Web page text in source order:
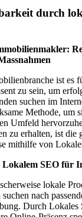
durch
ist es
zu sein, um
suchen im
Methode, um
Umfeld
zu erhalten, ist die
mithilfe von
Lokalem SEO für
lokale
nach
Durch Lokales